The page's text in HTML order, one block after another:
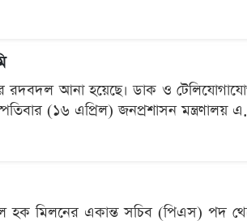
আনা হয়েছে। ডাক ও টেলিযোগাযোগ
(১৬ এপ্রিল) জনপ্রশাসন মন্ত্রণালয়
হক মিলনের একান্ত সচিব (পিএস) পদ